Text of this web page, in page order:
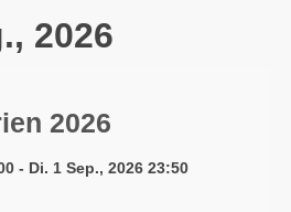
2026
2026
- Di. 1 Sep., 2026 23:50